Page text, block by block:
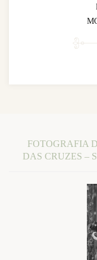
FOTOGRAFIA
DAS CRUZES –